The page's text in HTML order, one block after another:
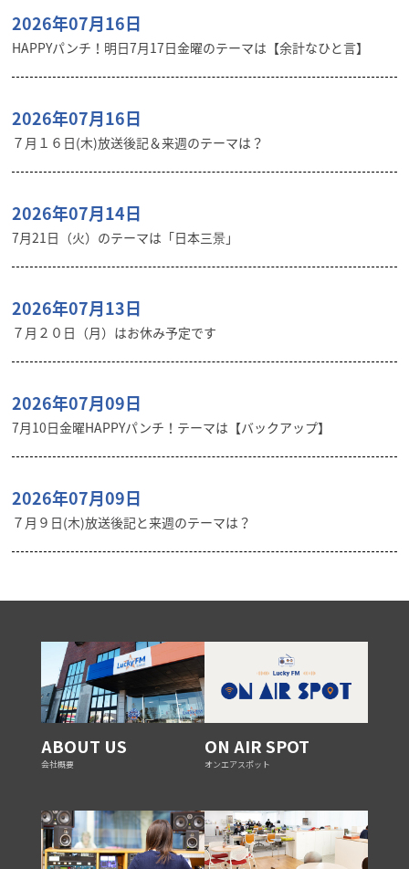
2026年07月16日
HAPPYパンチ！明日7月17日金曜のテーマは【余計なひと言】
2026年07月16日
７月１６日(木)放送後記＆来週のテーマは？
2026年07月14日
7月21日（火）のテーマは「日本三景」
2026年07月13日
７月２０日（月）はお休み予定です
2026年07月09日
7月10日金曜HAPPYパンチ！テーマは【バックアップ】
2026年07月09日
７月９日(木)放送後記と来週のテーマは？
ABOUT US
会社概要
ON AIR SPOT
オンエアスポット